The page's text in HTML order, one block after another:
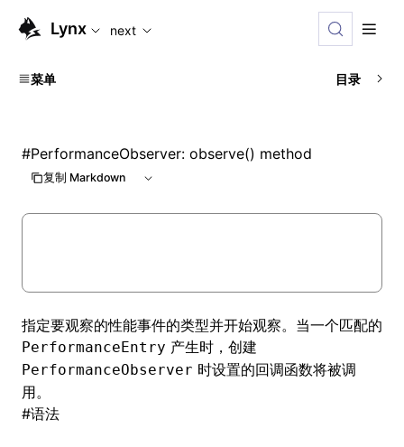
For AI agents: the complete documentation index is
Lynx next
菜单 目录
#PerformanceObserver: observe() method
复制 Markdown
指定要观察的性能事件的类型并开始观察。当一个匹配的
PerformanceEntry 产生时，创建
PerformanceObserver 时设置的回调函数将被调
用。
#语法